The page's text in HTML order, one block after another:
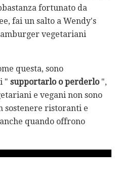
fortunato da
fai un salto a Wendy's
vegetariani
questa, sono
" supportarlo o perderlo",
e vegani non sono
sostenere ristoranti e
quando offrono